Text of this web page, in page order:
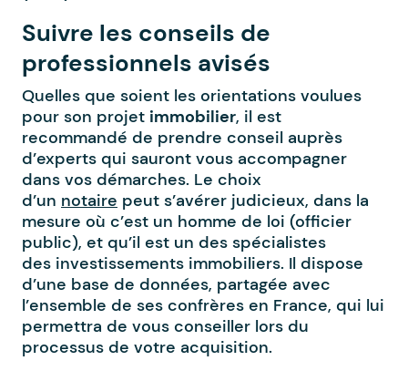
Suivre les conseils de
professionnels avisés
Quelles que soient les orientations voulues
pour son projet immobilier, il est
recommandé de prendre conseil auprès
d’experts qui sauront vous accompagner
dans vos démarches. Le choix
d’un notaire peut s’avérer judicieux, dans la
mesure où c’est un homme de loi (officier
public), et qu’il est un des spécialistes
des investissements immobiliers. Il dispose
d’une base de données, partagée avec
l’ensemble de ses confrères en France, qui lui
permettra de vous conseiller lors du
processus de votre acquisition.